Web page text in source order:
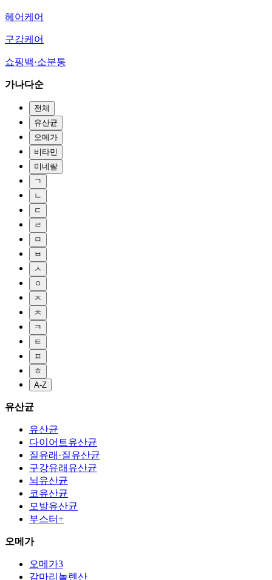
헤어케어
구강케어
쇼핑백·소분통
가나다순
전체
유산균
오메가
비타민
미네랄
ㄱ
ㄴ
ㄷ
ㄹ
ㅁ
ㅂ
ㅅ
ㅇ
ㅈ
ㅊ
ㅋ
ㅌ
ㅍ
ㅎ
A-Z
유산균
유산균
다이어트유산균
질유래·질유산균
구강유래유산균
뇌유산균
코유산균
모발유산균
부스터+
오메가
오메가3
감마리놀렌산